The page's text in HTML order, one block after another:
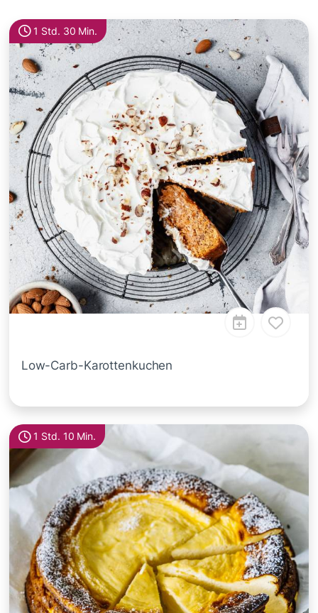
1 Std. 30 Min.
Low-Carb-Karottenkuchen
1 Std. 10 Min.